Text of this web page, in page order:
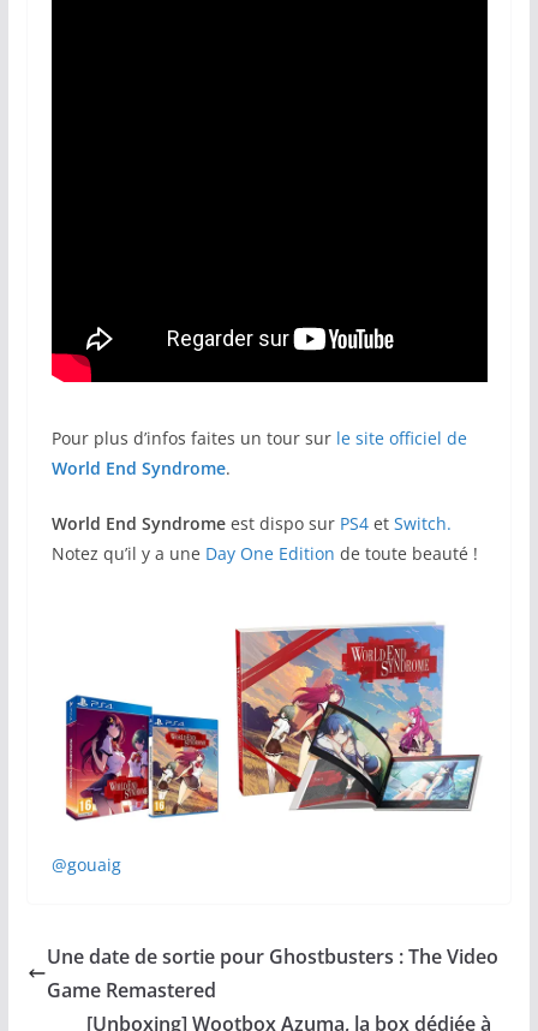
Pour plus d’infos faites un tour sur le site officiel de
World End Syndrome.
World End Syndromeest dispo sur PS4et Switch.
Notez qu’il y a une Day One Edition de toute beauté !
@gouaig
Une date de sortie pour Ghostbusters : The Video
Game Remastered
[Unboxing] Wootbox Azuma, la box dédiée à